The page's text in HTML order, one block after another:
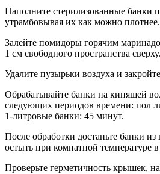
Наполните стерилизованные банки
утрамбовывая их как можно плотнее.
Залейте помидоры горячим
1 см свободного пространства сверху.
Удалите пузырьки воздуха и
Обрабатывайте банки на кипящей
следующих периодов времени: пол
1-литровые банки: 45 минут.
После обработки достаньте банки
остыть при комнатной температуре
Проверьте герметичность крышек,